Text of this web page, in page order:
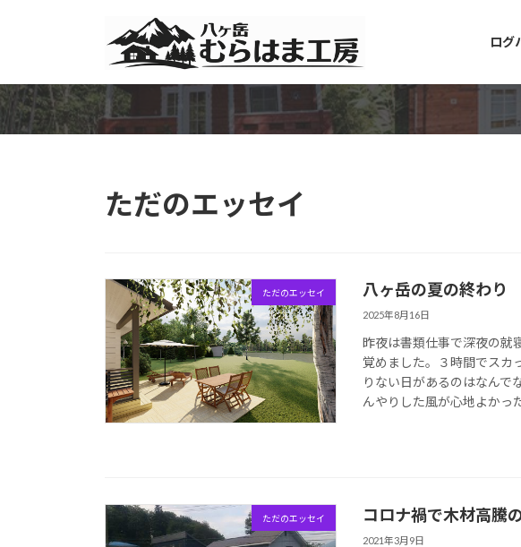
ツ
へ
ス
シ
ョ
ン
ログ
ただのエッセイ
ただのエッセイ 八ヶ岳の夏の終わり
2025年8月16日
昨夜は書類仕事で深夜の就
覚めました。３時間でスカ
りない日があるのはなんで
んやりした風が心地よかっ
ただのエッセイ コロナ禍で木材高騰
2021年3月9日